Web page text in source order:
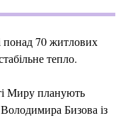
понад 70 житлових
тепло.
Миру планують
Бизова із